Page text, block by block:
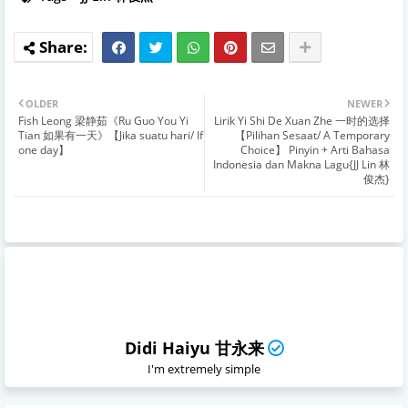
NEWER
Lirik Yi Shi De Xuan Zhe 一时的选择
【Pilihan Sesaat/ A Temporary
Choice】 Pinyin + Arti Bahasa
Indonesia dan Makna Lagu{JJ Lin 林
俊杰}
OLDER
Fish Leong 梁静茹《Ru Guo You Yi
Tian 如果有一天》【Jika suatu hari/ If
one day】
Didi Haiyu 甘永来
I'm extremely simple